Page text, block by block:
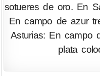
sotueres de oro. En
En campo de azur
Asturias: En campo
plata